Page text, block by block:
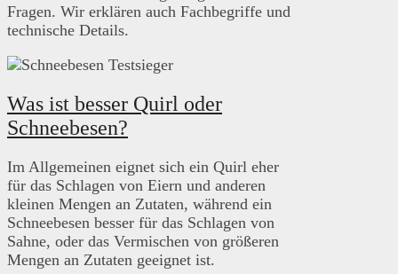
Fragen. Wir erklären auch Fachbegriffe und
technische Details.
Was ist besser Quirl oder
Schneebesen?
Im Allgemeinen eignet sich ein Quirl eher
für das Schlagen von Eiern und anderen
kleinen Mengen an Zutaten, während ein
Schneebesen besser für das Schlagen von
Sahne, oder das Vermischen von größeren
Mengen an Zutaten geeignet ist.